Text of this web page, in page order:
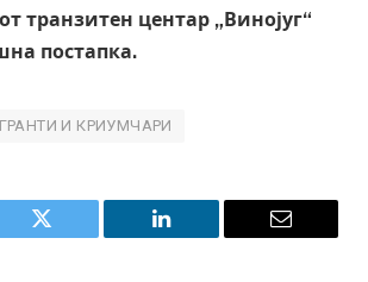
транзитен центар „Винојуг“
постапка.
И КРИУМЧАРИ
Twitter LinkedIn Email